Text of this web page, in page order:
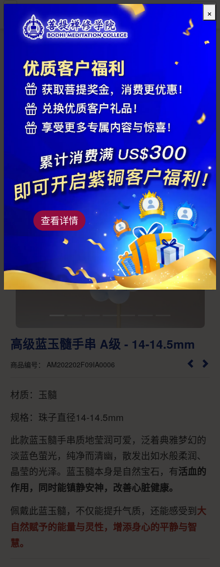
全部
Previous Next
高级蓝玉髓手串 A级 - 14-14.5mm
商品编号： AM202202F09IA0006
材质：玉髓
规格：珠子直径14-14.5mm
此款蓝玉髓手串质地莹润可爱，泛着典雅梦幻的
淡蓝色萤光，纯净而清幽，散发出如水般柔润、
晶莹的光泽。蓝玉髓本身是自然宝石，有活血的
作用，同时能镇静安神，改善心脏健康。
佩戴此蓝玉髓，不仅能提升气质，还能感受到大
自然赋予的能量与灵性，增添身心的平静与智
慧。
×
查看详情